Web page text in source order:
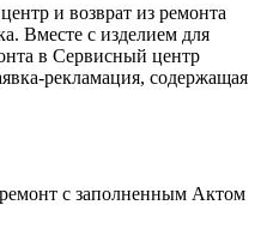
и возврат из ремонта
Вместе с изделием для
в Сервисный центр
рекламация, содержащая
с заполненным Актом